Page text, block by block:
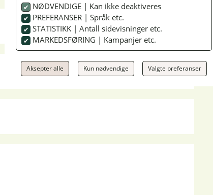
NØDVENDIGE | Kan ikke deaktiveres
PREFERANSER | Språk etc.
STATISTIKK | Antall sidevisninger etc.
MARKEDSFØRING | Kampanjer etc.
Aksepter alle Kun nødvendige Valgte preferanser